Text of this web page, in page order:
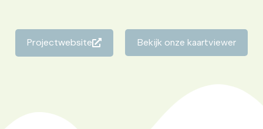
Projectwebsite Bekijk onze kaartviewer